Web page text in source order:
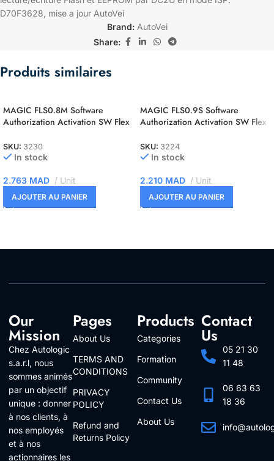
D70F3628 mise a jour AutoVei
Brand: AutoVei
Share:
Produits similaires
MAGIC FLS0.8M Software
Authorization Activation SW Flex
SKU: 3230
In stock
2.763 MAD Unit
AJOUTER AU PANIER
MAGIC FLS0.9S Software
Authorization Activation SW Flex
SKU: 3224
In stock
2.210 MAD Unit
AJOUTER AU PANIER
Our
Mission
Chez Autologic
s.a.r.l, nous
sommes animés
par un objectif
unique : donner
à nos clients, à
nos employés
et à nos
actionnaires les
Pages
About Us
TERMS AND
CONDITIONS
PRIVACY
POLICY
Refund and
Returns Policy
Products
Categories
Formation
Community
Contact Us
About Us
Contact
Us
05 21 30
11 48
06 63 63
18 36